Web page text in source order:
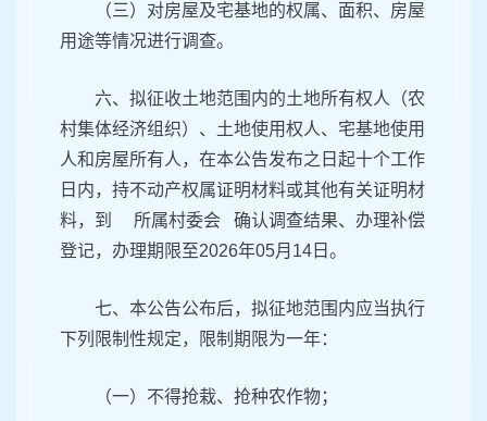
（三）对房屋及宅基地的权属、面积、房屋
用途等情况进行调查。
六、拟征收土地范围内的土地所有权人（农
村集体经济组织）、土地使用权人、宅基地使用
人和房屋所有人，在本公告发布之日起十个工作
日内，持不动产权属证明材料或其他有关证明材
料，到 所属村委会 确认调查结果、办理补偿
登记，办理期限至2026年05月14日。
七、本公告公布后，拟征地范围内应当执行
下列限制性规定，限制期限为一年：
（一）不得抢栽、抢种农作物；